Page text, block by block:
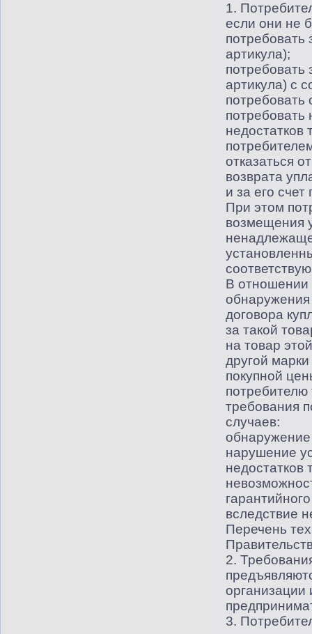
1.
если они не
артикула);
потребовать
артикула) с
потребовать
отказаться
возврата
и за его
При этом
возмещения
В отношении
обнаружения
договора
за такой
на товар
другой марки
покупной
потребителю
требования
случаев:
обнаружение
нарушение
недостатков
вследствие
Перечень
2.
3.